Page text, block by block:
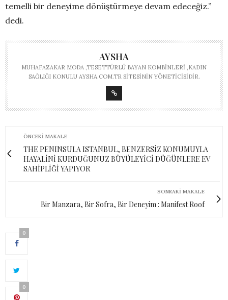
temelli bir deneyime dönüştürmeye devam edeceğiz.”
dedi.
AYSHA
MUHAFAZAKAR MODA ,TESETTÜRLÜ BAYAN KOMBINLERI ,KADIN
SAĞLIĞI KONULU AYSHA.COM.TR SITESININ YÖNETICISIDIR.
ÖNCEKI MAKALE
THE PENINSULA ISTANBUL, BENZERSİZ KONUMUYLA
HAYALİNİ KURDUĞUNUZ BÜYÜLEYİCİ DÜĞÜNLERE EV
SAHİPLİĞİ YAPIYOR
SONRAKI MAKALE
Bir Manzara, Bir Sofra, Bir Deneyim : Manifest Roof
0
0